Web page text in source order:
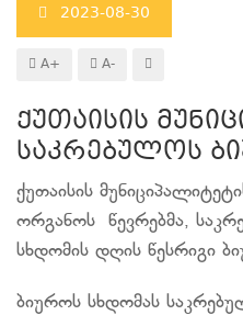
2023-08-30
A+ A-
ქუთაისის
საკრებულოს
​ქუთაისის
ორგანოს წევრებმა,
სხდომის დღის წესრიგი
ბიუროს სხდომას